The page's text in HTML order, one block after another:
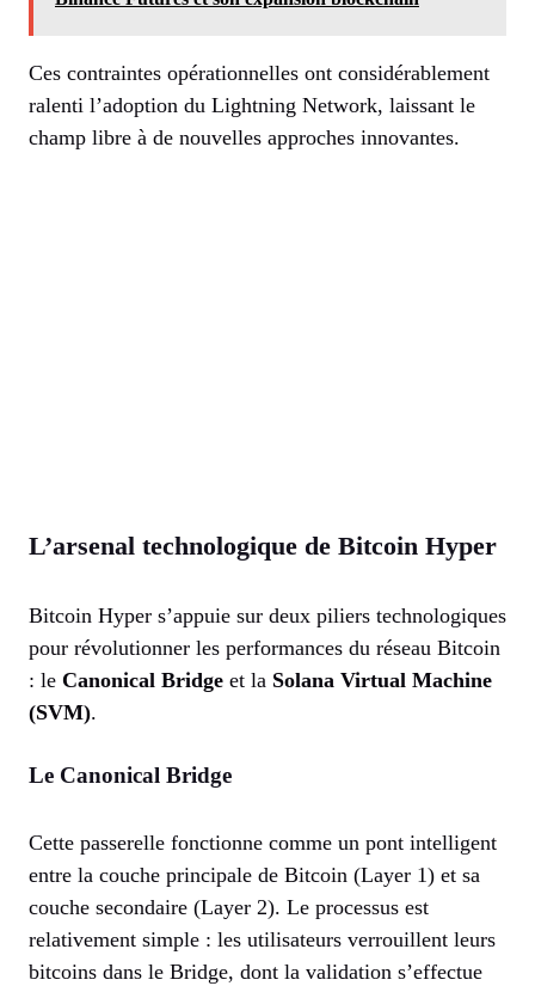
Ces contraintes opérationnelles ont considérablement
ralenti l’adoption du Lightning Network, laissant le
champ libre à de nouvelles approches innovantes.
L’arsenal technologique de Bitcoin Hyper
Bitcoin Hyper s’appuie sur deux piliers technologiques
pour révolutionner les performances du réseau Bitcoin
: le Canonical Bridge et la Solana Virtual Machine
(SVM).
Le Canonical Bridge
Cette passerelle fonctionne comme un pont intelligent
entre la couche principale de Bitcoin (Layer 1) et sa
couche secondaire (Layer 2). Le processus est
relativement simple : les utilisateurs verrouillent leurs
bitcoins dans le Bridge, dont la validation s’effectue